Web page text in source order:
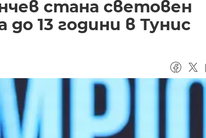
стана световен
13 години в Тунис